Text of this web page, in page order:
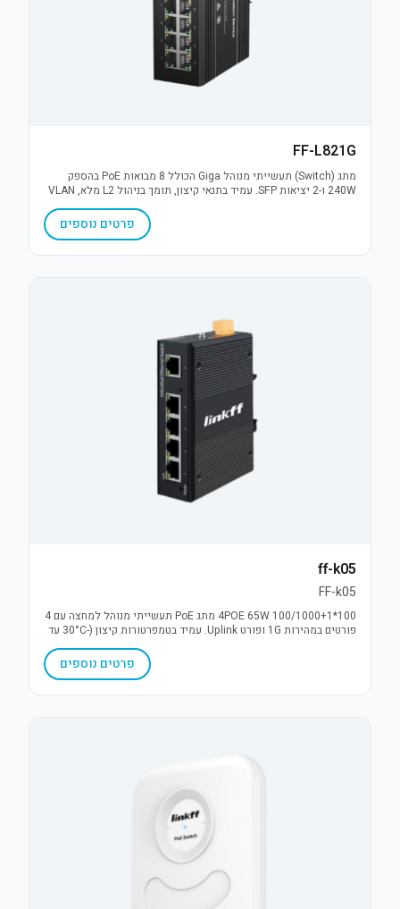
FF-L821G
מתג (Switch) תעשייתי מנוהל Giga הכולל 8 מבואות PoE בהספק
240W ו-2 יציאות SFP. עמיד בתנאי קיצון, תומך בניהול L2 מלא, VLAN
פרטים נוספים
ff-k05
FF-k05
4POE 65W 100/1000+1*100 מתג PoE תעשייתי מנוהל למחצה עם 4
פורטים במהירות 1G ופורט Uplink. עמיד בטמפרטורות קיצון (-30°C עד
75°C), כולל הגנת נחשולי מתח 6KV ויתירות מתח (DC12-52V). פתרון
פרטים נוספים